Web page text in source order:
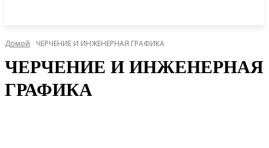
Домой ЧЕРЧЕНИЕ И ИНЖЕНЕРНАЯ ГРАФИКА
ЧЕРЧЕНИЕ И ИНЖЕНЕРНАЯ
ГРАФИКА